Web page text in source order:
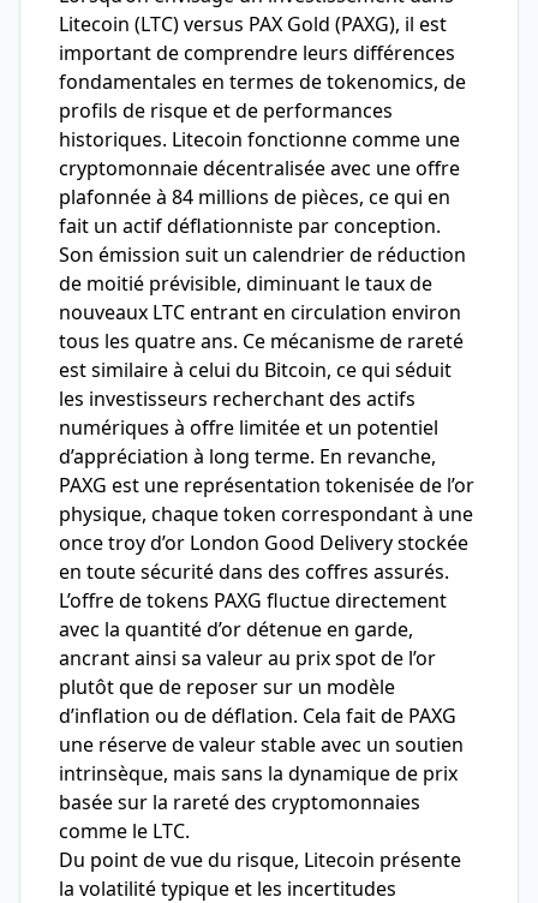
Litecoin (LTC) versus PAX Gold (PAXG), il est
important de comprendre leurs différences
fondamentales en termes de tokenomics, de
profils de risque et de performances
historiques. Litecoin fonctionne comme une
cryptomonnaie décentralisée avec une offre
plafonnée à 84 millions de pièces, ce qui en
fait un actif déflationniste par conception.
Son émission suit un calendrier de réduction
de moitié prévisible, diminuant le taux de
nouveaux LTC entrant en circulation environ
tous les quatre ans. Ce mécanisme de rareté
est similaire à celui du Bitcoin, ce qui séduit
les investisseurs recherchant des actifs
numériques à offre limitée et un potentiel
d’appréciation à long terme. En revanche,
PAXG est une représentation tokenisée de l’or
physique, chaque token correspondant à une
once troy d’or London Good Delivery stockée
en toute sécurité dans des coffres assurés.
L’offre de tokens PAXG fluctue directement
avec la quantité d’or détenue en garde,
ancrant ainsi sa valeur au prix spot de l’or
plutôt que de reposer sur un modèle
d’inflation ou de déflation. Cela fait de PAXG
une réserve de valeur stable avec un soutien
intrinsèque, mais sans la dynamique de prix
basée sur la rareté des cryptomonnaies
comme le LTC.
Du point de vue du risque, Litecoin présente
la volatilité typique et les incertitudes